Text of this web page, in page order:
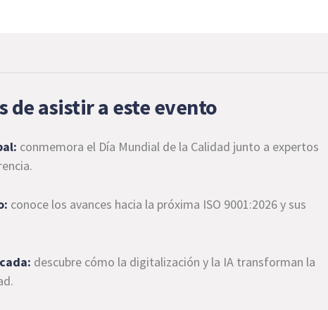
de asistir a este evento
conmemora el Día Mundial de la Calidad junto a expertos
conoce los avances hacia la próxima ISO 9001:2026 y sus
descubre cómo la digitalización y la IA transforman la